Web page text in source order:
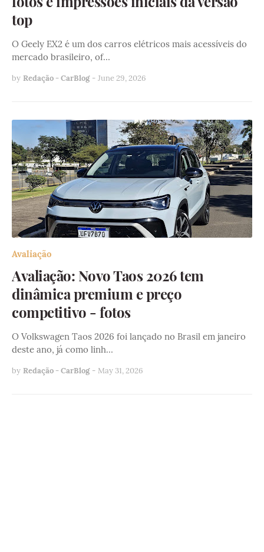
top
O Geely EX2 é um dos carros elétricos mais acessíveis do
mercado brasileiro, of…
by Redação - CarBlog - June 29, 2026
Avaliação
Avaliação: Novo Taos 2026 tem
dinâmica premium e preço
competitivo - fotos
O Volkswagen Taos 2026 foi lançado no Brasil em janeiro
deste ano, já como linh…
by Redação - CarBlog - May 31, 2026